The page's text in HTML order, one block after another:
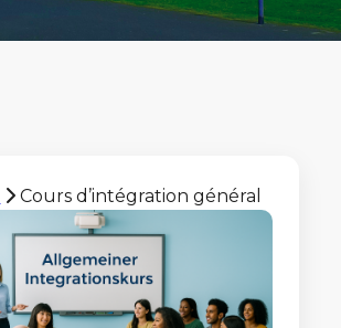
Cours d’intégration général